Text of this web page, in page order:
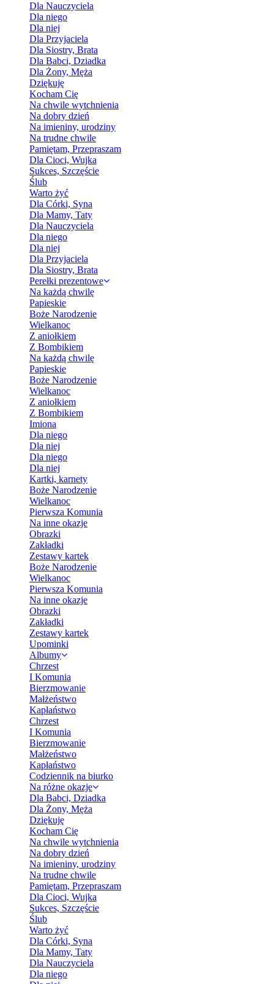
Dla Nauczyciela
Dla niego
Dla niej
Dla Przyjaciela
Dla Siostry, Brata
Dla Babci, Dziadka
Dla Żony, Męża
Dziękuję
Kocham Cię
Na chwile wytchnienia
Na dobry dzień
Na imieniny, urodziny
Na trudne chwile
Pamiętam, Przepraszam
Dla Cioci, Wujka
Sukces, Szczęście
Ślub
Warto żyć
Dla Córki, Syna
Dla Mamy, Taty
Dla Nauczyciela
Dla niego
Dla niej
Dla Przyjaciela
Dla Siostry, Brata
Perełki prezentowe
Na każdą chwilę
Papieskie
Boże Narodzenie
Wielkanoc
Z aniołkiem
Z Bombikiem
Na każdą chwilę
Papieskie
Boże Narodzenie
Wielkanoc
Z aniołkiem
Z Bombikiem
Imiona
Dla niego
Dla niej
Dla niego
Dla niej
Kartki, karnety
Boże Narodzenie
Wielkanoc
Pierwsza Komunia
Na inne okazje
Obrazki
Zakładki
Zestawy kartek
Boże Narodzenie
Wielkanoc
Pierwsza Komunia
Na inne okazje
Obrazki
Zakładki
Zestawy kartek
Upominki
Albumy
Chrzest
I Komunia
Bierzmowanie
Małżeństwo
Kapłaństwo
Chrzest
I Komunia
Bierzmowanie
Małżeństwo
Kapłaństwo
Codziennik na biurko
Na różne okazje
Dla Babci, Dziadka
Dla Żony, Męża
Dziękuję
Kocham Cię
Na chwile wytchnienia
Na dobry dzień
Na imieniny, urodziny
Na trudne chwile
Pamiętam, Przepraszam
Dla Cioci, Wujka
Sukces, Szczęście
Ślub
Warto żyć
Dla Córki, Syna
Dla Mamy, Taty
Dla Nauczyciela
Dla niego